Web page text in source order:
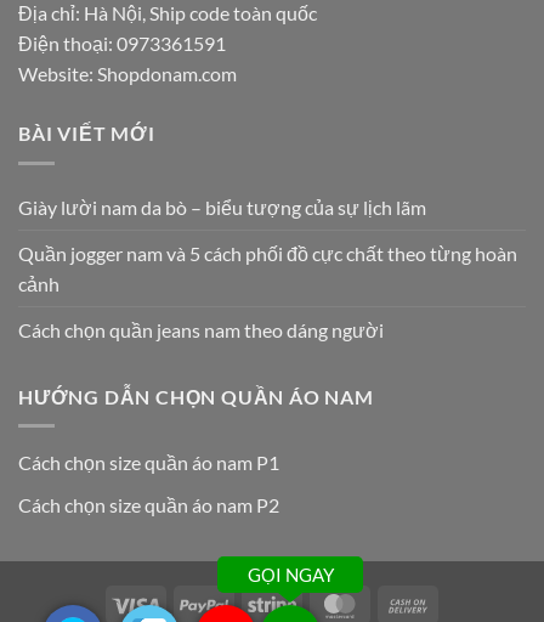
Địa chỉ: Hà Nội, Ship code toàn quốc
Điện thoại: 0973361591
Website: Shopdonam.com
BÀI VIẾT MỚI
Giày lười nam da bò – biểu tượng của sự lịch lãm
Quần jogger nam và 5 cách phối đồ cực chất theo từng hoàn
cảnh
Cách chọn quần jeans nam theo dáng người
HƯỚNG DẪN CHỌN QUẦN ÁO NAM
Cách chọn size quần áo nam P1
Cách chọn size quần áo nam P2
Visa PayPal Stripe MasterCard
GỌI NGAY